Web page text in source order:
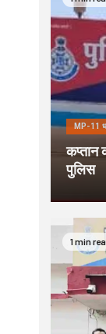
MP-11
कप्तान
पुलिस
1 min